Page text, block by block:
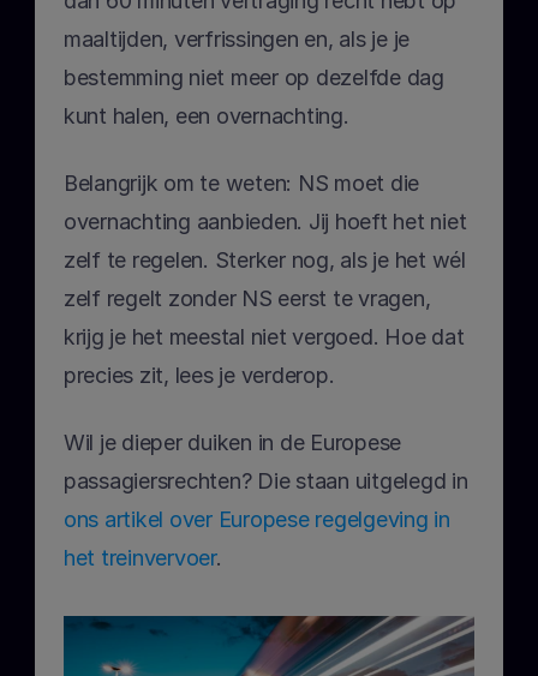
maaltijden, verfrissingen en, als je je
bestemming niet meer op dezelfde dag
kunt halen, een overnachting.
Belangrijk om te weten: NS moet die
overnachting aanbieden. Jij hoeft het niet
zelf te regelen. Sterker nog, als je het wél
zelf regelt zonder NS eerst te vragen,
krijg je het meestal niet vergoed. Hoe dat
precies zit, lees je verderop.
Wil je dieper duiken in de Europese
passagiersrechten? Die staan uitgelegd in
ons artikel over Europese regelgeving in
het treinvervoer.